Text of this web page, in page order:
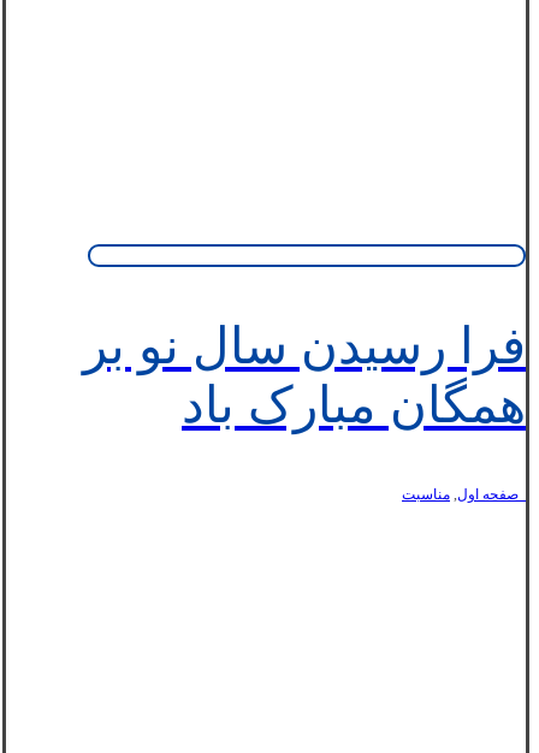
فرا رسیدن سال نو بر
همگان مبارک باد
_صفحه اول, مناسبت